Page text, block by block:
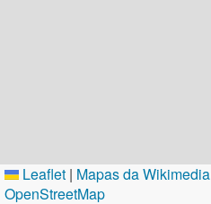
Leaflet | Mapas da Wikimedia
OpenStreetMap